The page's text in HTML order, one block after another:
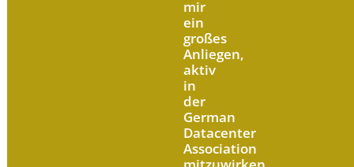
mir
ein
großes
Anliegen,
aktiv
in
der
German
Datacenter
Association